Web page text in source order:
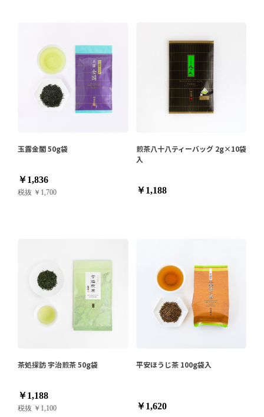
玉露金閣 50g袋
￥1,836
税抜 ￥1,700
煎茶八十八ティーバッグ 2g×10袋
入
￥1,188
茶処探訪 宇治煎茶 50g袋
￥1,188
税抜 ￥1,100
平安ほうじ茶 100g袋入
￥1,620